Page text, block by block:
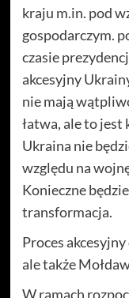
kraju m.in. pod
gospodarczym.
czasie
akcesyjny
nie mają
łatwa, ale to jest
Ukraina nie
względu na
Konieczne
transformacja.
Proces
ale także
W ramach